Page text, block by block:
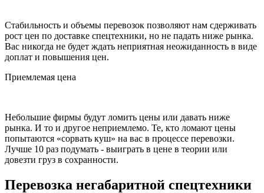
Стабильность и объемы перевозок позволяют нам сдерживать
рост цен по доставке спецтехники, но не падать ниже рынка.
Вас никогда не будет ждать неприятная неожиданность в виде
доплат и повышения цен.
Приемлемая цена
Небольшие фирмы будут ломить цены или давать ниже
рынка. И то и другое неприемлемо. Те, кто ломают цены
попытаются «сорвать куш» на вас в процессе перевозки.
Лучше 10 раз подумать - выиграть в цене в теории или
довезти груз в сохранности.
Перевозка негабаритной спецтехники